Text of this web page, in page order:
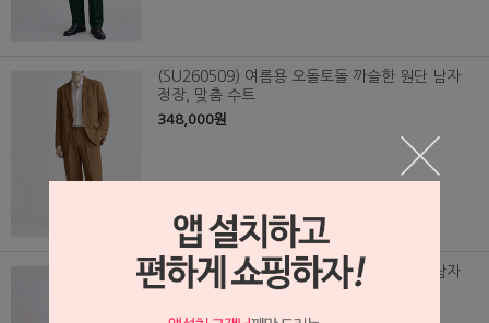
(SU260509) 여름용 오돌토돌 까슬한 원단 남자
정장, 맞춤 수트
348,000원
(SU260510) 여름용 오돌토돌 까슬한 원단 남자
정장, 맞춤 수트
348,000원